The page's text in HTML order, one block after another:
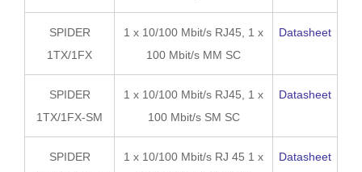
SPIDER
1TX/1FX
1 x 10/100 Mbit/s RJ45, 1 x
100 Mbit/s MM SC
Datasheet
SPIDER
1TX/1FX-SM
1 x 10/100 Mbit/s RJ45, 1 x
100 Mbit/s SM SC
Datasheet
SPIDER
1 x 10/100 Mbit/s RJ 45 1 x
Datasheet